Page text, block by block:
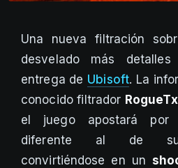
Una nueva filtración
desvelado más
entrega de Ubisoft. La
conocido filtrador RogueTx
el juego apostará por
diferente al de sus
convirtiéndose en un